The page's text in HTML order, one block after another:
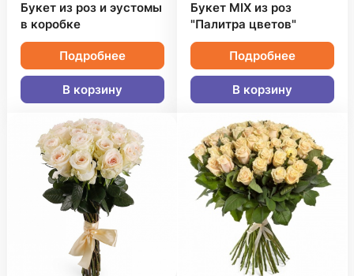
Букет из роз и эустомы
в коробке
Подробнее
В корзину
Букет MIX из роз
"Палитра цветов"
Подробнее
В корзину